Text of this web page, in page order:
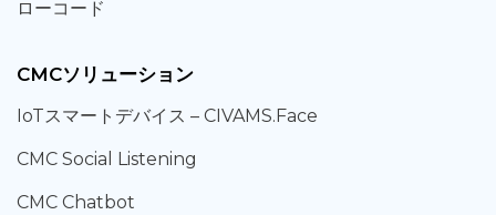
ローコード
CMCソリューション
IoTスマートデバイス – CIVAMS.Face
CMC Social Listening
CMC Chatbot